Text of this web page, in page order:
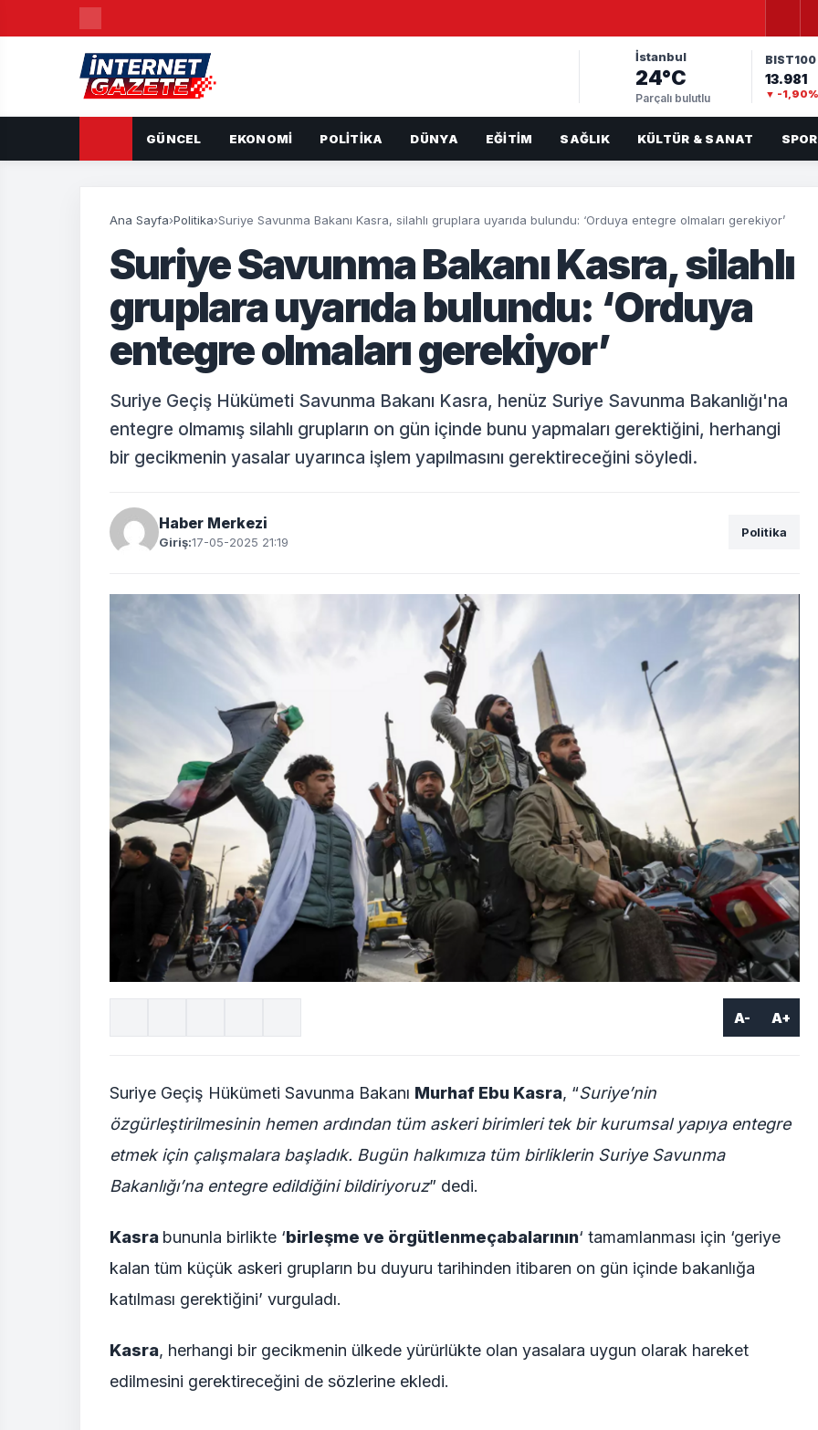
İstanbul
24°C
Parçalı bulutlu
BIST100
13.981
▼ -1,90%
GÜNCEL EKONOMI POLITIKA DÜNYA EĞITIM SAĞLIK KÜLTÜR & SANAT SPOR
Ana Sayfa›Politika›Suriye Savunma Bakanı Kasra, silahlı gruplara uyarıda bulundu: ‘Orduya entegre olmaları gerekiyor’
Suriye Savunma Bakanı Kasra, silahlı
gruplara uyarıda bulundu: ‘Orduya
entegre olmaları gerekiyor’
Suriye Geçiş Hükümeti Savunma Bakanı Kasra, henüz Suriye Savunma Bakanlığı'na
entegre olmamış silahlı grupların on gün içinde bunu yapmaları gerektiğini, herhangi
bir gecikmenin yasalar uyarınca işlem yapılmasını gerektireceğini söyledi.
Haber Merkezi
Giriş:17-05-2025 21:19
Politika
A- A+
Suriye Geçiş Hükümeti Savunma Bakanı Murhaf Ebu Kasra, “Suriye’nin
özgürleştirilmesinin hemen ardından tüm askeri birimleri tek bir kurumsal yapıya entegre
etmek için çalışmalara başladık. Bugün halkımıza tüm birliklerin Suriye Savunma
Bakanlığı’na entegre edildiğini bildiriyoruz” dedi.
Kasra bununla birlikte ‘birleşme ve örgütlenmeçabalarının‘ tamamlanması için ‘geriye
kalan tüm küçük askeri grupların bu duyuru tarihinden itibaren on gün içinde bakanlığa
katılması gerektiğini’ vurguladı.
Kasra, herhangi bir gecikmenin ülkede yürürlükte olan yasalara uygun olarak hareket
edilmesini gerektireceğini de sözlerine ekledi.